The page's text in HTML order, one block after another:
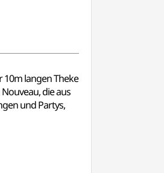
10m langen Theke
die aus
und Partys,